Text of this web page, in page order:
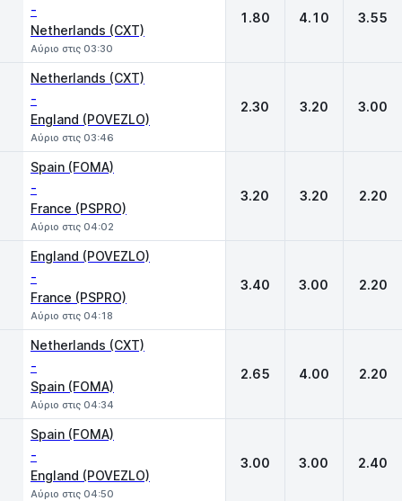
-
Netherlands (CXT)
Αύριο στις 03:30
1.80 4.10 3.55
Netherlands (CXT)
-
England (POVEZLO)
Αύριο στις 03:46
2.30 3.20 3.00
Spain (FOMA)
-
France (PSPRO)
Αύριο στις 04:02
3.20 3.20 2.20
England (POVEZLO)
-
France (PSPRO)
Αύριο στις 04:18
3.40 3.00 2.20
Netherlands (CXT)
-
Spain (FOMA)
Αύριο στις 04:34
2.65 4.00 2.20
Spain (FOMA)
-
England (POVEZLO)
Αύριο στις 04:50
3.00 3.00 2.40